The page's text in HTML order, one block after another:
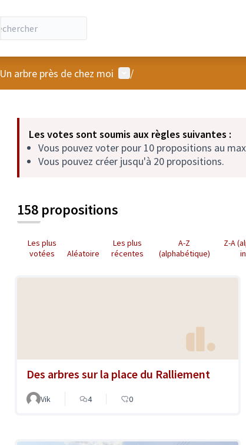
Un arbre près de chez moi Menu utilisateur
/
Les votes sont soumis aux règles suivantes :
Vous pouvez voter pour 10 propositions au
Vous pouvez créer jusqu'à 20 propositions.
158 propositions
Les plus
votées
Aléatoire
Les plus
récentes
A-Z
(alphabétique)
Z-A
Des arbres sur la place du Ralliement
Vik 4 0